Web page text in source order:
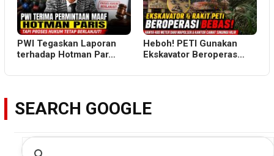
PWI Tegaskan Laporan
terhadap Hotman Par…
Heboh! PETI Gunakan
Ekskavator Beroperas…
SEARCH GOOGLE